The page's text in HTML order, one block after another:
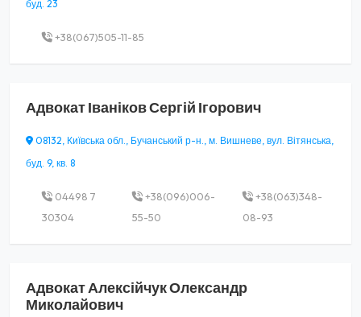
буд. 23
+38(067)505-11-85
АдвокатІваніков Сергій Ігорович
08132, Київська обл., Бучанський р-н., м. Вишневе, вул. Вітянська,
буд. 9, кв. 8
04498 7
30304
+38(096)006-
55-50
+38(063)348-
08-93
АдвокатАлексійчук Олександр
Миколайович